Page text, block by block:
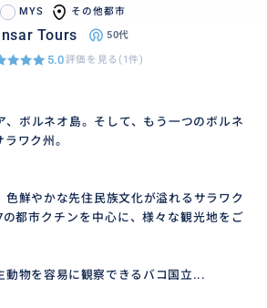
MYS その他都市
Tours 50代
5.0評価を見る(1件)
、ボルネオ島。そして、もう一つのボルネ
ワク州。
色鮮やかな先住民族文化が溢れるサラワク
都市クチンを中心に、様々な観光地をご
動物を容易に観察できるバコ国立...